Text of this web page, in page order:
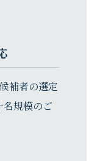
補者の選定
名規模のご